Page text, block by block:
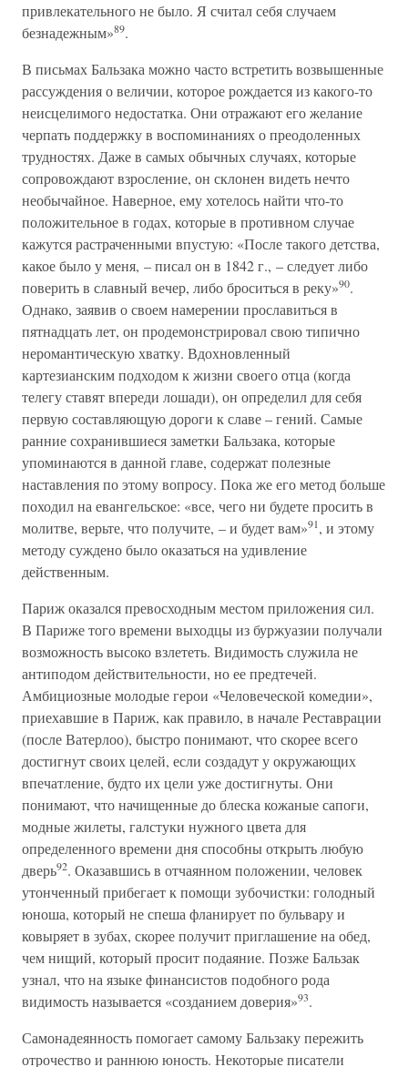
привлекательного не было. Я считал себя случаем
безнадежным»89.
В письмах Бальзака можно часто встретить возвышенные
рассуждения о величии, которое рождается из какого-то
неисцелимого недостатка. Они отражают его желание
черпать поддержку в воспоминаниях о преодоленных
трудностях. Даже в самых обычных случаях, которые
сопровождают взросление, он склонен видеть нечто
необычайное. Наверное, ему хотелось найти что-то
положительное в годах, которые в противном случае
кажутся растраченными впустую: «После такого детства,
какое было у меня, – писал он в 1842 г., – следует либо
поверить в славный вечер, либо броситься в реку»90.
Однако, заявив о своем намерении прославиться в
пятнадцать лет, он продемонстрировал свою типично
неромантическую хватку. Вдохновленный
картезианским подходом к жизни своего отца (когда
телегу ставят впереди лошади), он определил для себя
первую составляющую дороги к славе – гений. Самые
ранние сохранившиеся заметки Бальзака, которые
упоминаются в данной главе, содержат полезные
наставления по этому вопросу. Пока же его метод больше
походил на евангельское: «все, чего ни будете просить в
молитве, верьте, что получите, – и будет вам»91, и этому
методу суждено было оказаться на удивление
действенным.
Париж оказался превосходным местом приложения сил.
В Париже того времени выходцы из буржуазии получали
возможность высоко взлететь. Видимость служила не
антиподом действительности, но ее предтечей.
Амбициозные молодые герои «Человеческой комедии»,
приехавшие в Париж, как правило, в начале Реставрации
(после Ватерлоо), быстро понимают, что скорее всего
достигнут своих целей, если создадут у окружающих
впечатление, будто их цели уже достигнуты. Они
понимают, что начищенные до блеска кожаные сапоги,
модные жилеты, галстуки нужного цвета для
определенного времени дня способны открыть любую
дверь92. Оказавшись в отчаянном положении, человек
утонченный прибегает к помощи зубочистки: голодный
юноша, который не спеша фланирует по бульвару и
ковыряет в зубах, скорее получит приглашение на обед,
чем нищий, который просит подаяние. Позже Бальзак
узнал, что на языке финансистов подобного рода
видимость называется «созданием доверия»93.
Самонадеянность помогает самому Бальзаку пережить
отрочество и раннюю юность. Некоторые писатели